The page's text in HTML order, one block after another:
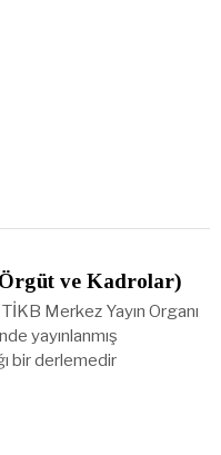
ve Kadrolar)
Merkez Yayın Organı
yayınlanmış
bir derlemedir